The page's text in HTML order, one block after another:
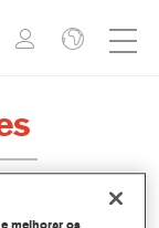
melhorar os